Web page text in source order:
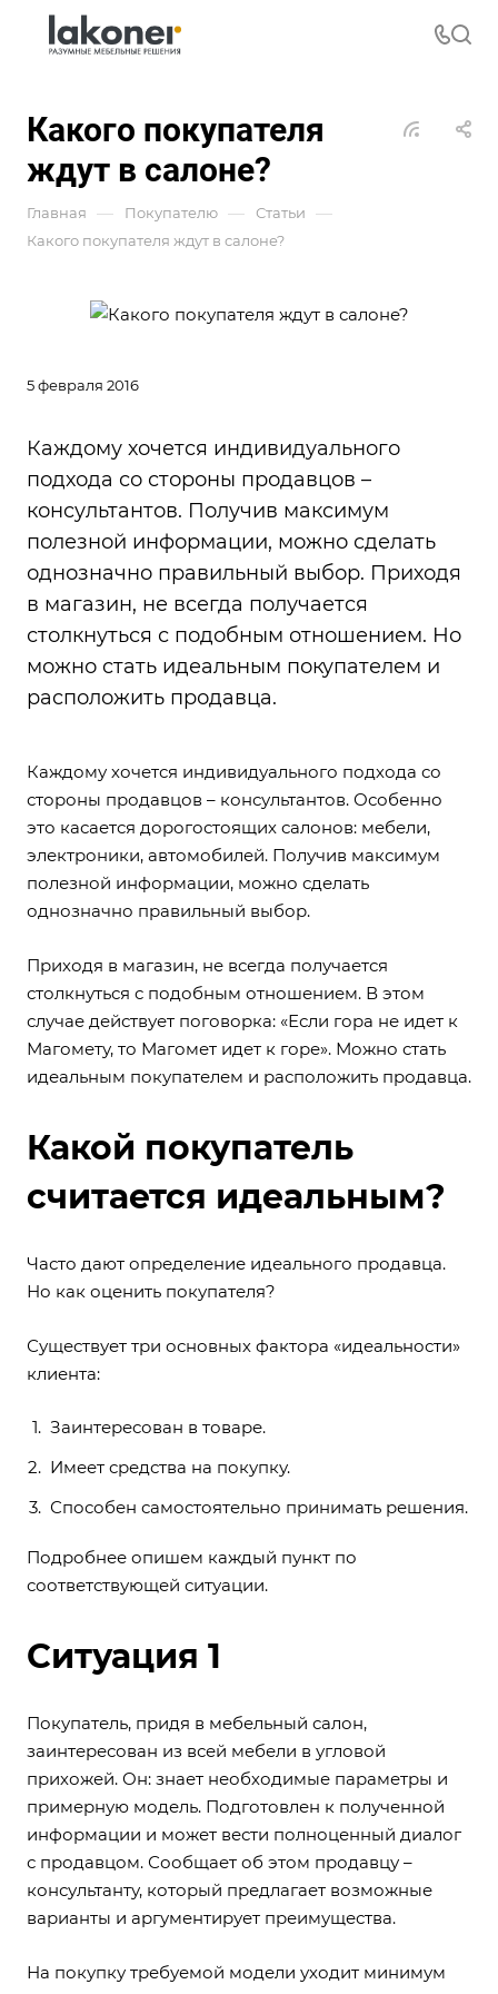
Какого покупателя
ждут в салоне?
Главная — Покупателю — Статьи —
Какого покупателя ждут в салоне?
5 февраля 2016
Каждому хочется индивидуального
подхода со стороны продавцов –
консультантов. Получив максимум
полезной информации, можно сделать
однозначно правильный выбор. Приходя
в магазин, не всегда получается
столкнуться с подобным отношением. Но
можно стать идеальным покупателем и
расположить продавца.
Каждому хочется индивидуального подхода со
стороны продавцов – консультантов. Особенно
это касается дорогостоящих салонов: мебели,
электроники, автомобилей. Получив максимум
полезной информации, можно сделать
однозначно правильный выбор.
Приходя в магазин, не всегда получается
столкнуться с подобным отношением. В этом
случае действует поговорка: «Если гора не идет к
Магомету, то Магомет идет к горе». Можно стать
идеальным покупателем и расположить продавца.
Какой покупатель
считается идеальным?
Часто дают определение идеального продавца.
Но как оценить покупателя?
Существует три основных фактора «идеальности»
клиента:
Заинтересован в товаре.
Имеет средства на покупку.
Способен самостоятельно принимать решения.
Подробнее опишем каждый пункт по
соответствующей ситуации.
Ситуация 1
Покупатель, придя в мебельный салон,
заинтересован из всей мебели в угловой
прихожей. Он: знает необходимые параметры и
примерную модель. Подготовлен к полученной
информации и может вести полноценный диалог
с продавцом. Сообщает об этом продавцу –
консультанту, который предлагает возможные
варианты и аргументирует преимущества.
На покупку требуемой модели уходит минимум